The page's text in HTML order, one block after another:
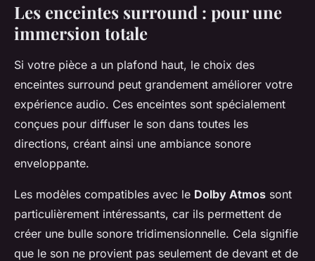
Les enceintes surround : pour une
immersion totale
Si votre pièce a un plafond haut, le choix des
enceintes surround peut grandement améliorer votre
expérience audio. Ces enceintes sont spécialement
conçues pour diffuser le son dans toutes les
directions, créant ainsi une ambiance sonore
enveloppante.
Les modèles compatibles avec le Dolby Atmos sont
particulièrement intéressants, car ils permettent de
créer une bulle sonore tridimensionnelle. Cela signifie
que le son ne provient pas seulement de devant et de